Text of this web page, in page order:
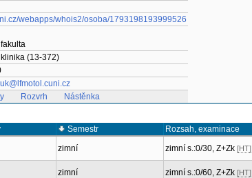
webapps/whois2/osoba/1793198193999526
(13-372)
Rozvrh Nástěnka
Semestr Rozsah, examinace
zimní zimní s.:0/30, Z+Zk [HT]
zimní zimní s.:0/60, Z+Zk [HT]